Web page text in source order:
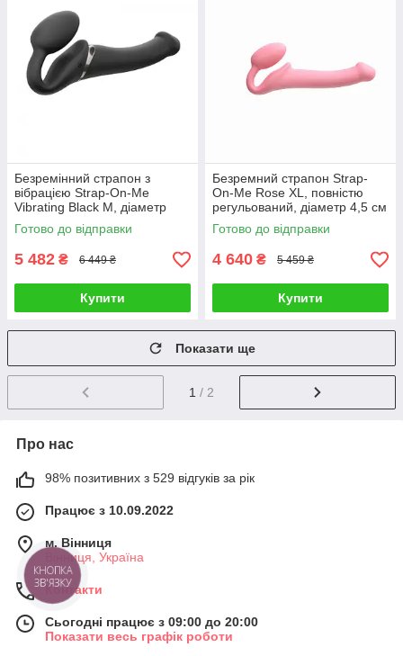
Безремінний страпон з
вібрацією Strap-On-Me
Vibrating Black M, діаметр
3,8см, пульт ДК,
регульований
Готово до відправки
5 482 ₴ 6 449 ₴
Купити
Безремний страпон Strap-
On-Me Rose XL, повністю
регульований, діаметр 4,5 см
Готово до відправки
4 640 ₴ 5 459 ₴
Купити
Показати ще
1 / 2
Про нас
98% позитивних з 529 відгуків за рік
Працює з 10.09.2022
м. Вінниця
Вінниця, Україна
Контакти
Сьогодні працює з 09:00 до 20:00
Показати весь графік роботи
КНОПКА
ЗВ'ЯЗКУ